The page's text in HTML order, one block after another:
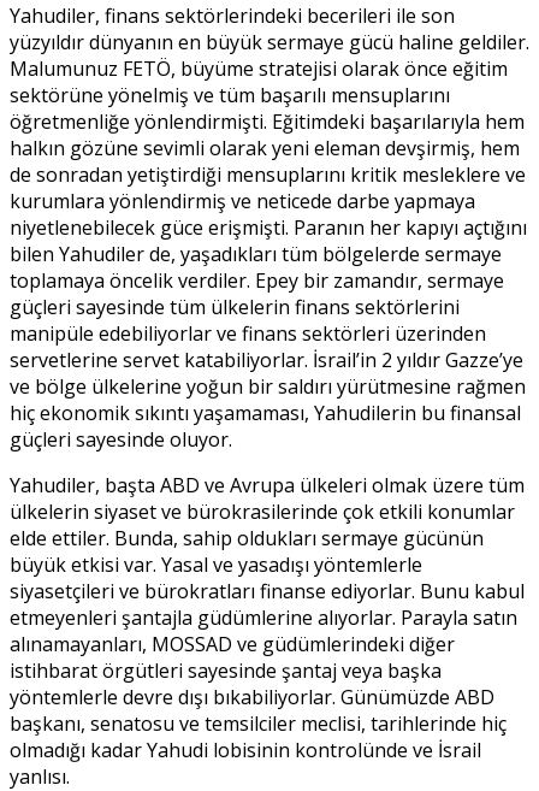
Yahudiler, finans sektörlerindeki becerileri ile son
yüzyıldır dünyanın en büyük sermaye gücü haline geldiler.
Malumunuz FETÖ, büyüme stratejisi olarak önce eğitim
sektörüne yönelmiş ve tüm başarılı mensuplarını
öğretmenliğe yönlendirmişti. Eğitimdeki başarılarıyla hem
halkın gözüne sevimli olarak yeni eleman devşirmiş, hem
de sonradan yetiştirdiği mensuplarını kritik mesleklere ve
kurumlara yönlendirmiş ve neticede darbe yapmaya
niyetlenebilecek güce erişmişti. Paranın her kapıyı açtığını
bilen Yahudiler de, yaşadıkları tüm bölgelerde sermaye
toplamaya öncelik verdiler. Epey bir zamandır, sermaye
güçleri sayesinde tüm ülkelerin finans sektörlerini
manipüle edebiliyorlar ve finans sektörleri üzerinden
servetlerine servet katabiliyorlar. İsrail’in 2 yıldır Gazze’ye
ve bölge ülkelerine yoğun bir saldırı yürütmesine rağmen
hiç ekonomik sıkıntı yaşamaması, Yahudilerin bu finansal
güçleri sayesinde oluyor.
Yahudiler, başta ABD ve Avrupa ülkeleri olmak üzere tüm
ülkelerin siyaset ve bürokrasilerinde çok etkili konumlar
elde ettiler. Bunda, sahip oldukları sermaye gücünün
büyük etkisi var. Yasal ve yasadışı yöntemlerle
siyasetçileri ve bürokratları finanse ediyorlar. Bunu kabul
etmeyenleri şantajla güdümlerine alıyorlar. Parayla satın
alınamayanları, MOSSAD ve güdümlerindeki diğer
istihbarat örgütleri sayesinde şantaj veya başka
yöntemlerle devre dışı bıkabiliyorlar. Günümüzde ABD
başkanı, senatosu ve temsilciler meclisi, tarihlerinde hiç
olmadığı kadar Yahudi lobisinin kontrolünde ve İsrail
yanlısı.